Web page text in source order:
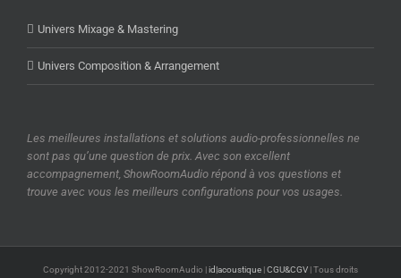
Univers Mixage & Mastering
Univers Composition & Arrangement
Les meilleures installations et solutions audio-professionnelles ne
sont pas qu’une question de prix. Avec son excellent
accompagnement, ShowRoomAudio répond à vos questions et
trouve avec vous les meilleurs configurations pour vos usages.
Copyright 2012-2021 ShowRoomAudio |id|acoustique |CGU&CGV | Tous droits